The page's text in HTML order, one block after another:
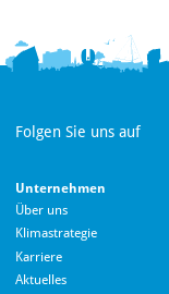
Folgen Sie uns auf
Unternehmen
Über uns
Klimastrategie
Karriere
Aktuelles